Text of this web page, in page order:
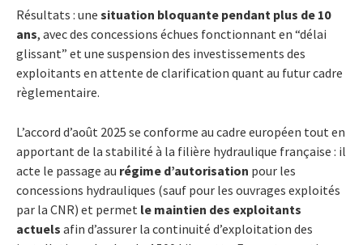
Résultats : une situation bloquante pendant plus de 10
ans, avec des concessions échues fonctionnant en “délai
glissant” et une suspension des investissements des
exploitants en attente de clarification quant au futur cadre
règlementaire.
L’accord d’août 2025 se conforme au cadre européen tout en
apportant de la stabilité à la filière hydraulique française : il
acte le passage au régime d’autorisation pour les
concessions hydrauliques (sauf pour les ouvrages exploités
par la CNR) et permet le maintien des exploitants
actuels afin d’assurer la continuité d’exploitation des